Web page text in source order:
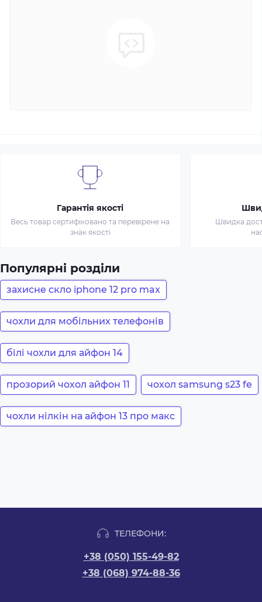
Гарантія якості
Весь товар сертифіковано та перевірене на
знак якості
Швидка
Популярні розділи
захисне скло iphone 12 pro max
чохли для мобільних телефонів
білі чохли для айфон 14
прозорий чохол айфон 11 чохол samsung s23 fe
чохли нілкін на айфон 13 про макс
ТЕЛЕФОНИ:
+38 (050) 155-49-82
+38 (068) 974-88-36